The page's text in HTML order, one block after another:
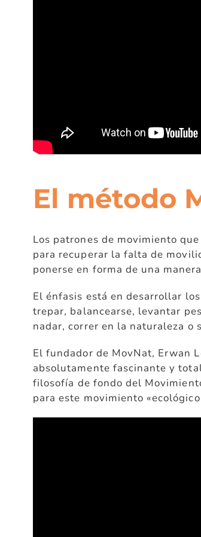
El método
Los patrones de movimiento
para recuperar la falta de
ponerse en forma de una
El énfasis está en desarrollar
trepar, balancearse, levantar
nadar, correr en la naturaleza o
El fundador de MovNat, Erwan
absolutamente fascinante y
filosofía de fondo del
para este movimiento